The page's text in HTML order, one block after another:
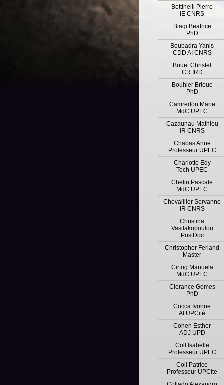
Bettinelli Pierre
IE CNRS
Biagi Beatrice
PhD
Boubadra Yanis
CDD AI CNRS
Bouet Christel
CR IRD
Bouhier Brieuc
PhD
Camredon Marie
MdC UPEC
Cazaunau Mathieu
IR CNRS
Chabas Anne
Professeur UPEC
Charlotte Edy
Tech UPEC
Chelin Pascale
MdC UPEC
Chevaillier Servanne
IR CNRS
Christina
Vasilakopoulou
PostDoc
Christopher Ferland
Master
Cirtog Manuela
MdC UPEC
Clerance Gomes
PhD
Cocca Ivonne
AI UPCité
Cohen Esther
ADJ UPD
Coll Isabelle
Professeur UPEC
Coll Patrice
Professeur UPCite